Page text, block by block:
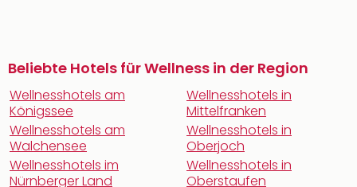
Beliebte Hotels für Wellness in der Region
Wellnesshotels am
Königssee
Wellnesshotels am
Walchensee
Wellnesshotels im
Nürnberger Land
Wellnesshotels in
Mittelfranken
Wellnesshotels in
Oberjoch
Wellnesshotels in
Oberstaufen